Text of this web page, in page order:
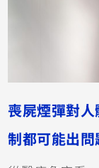
喪屍煙彈對
制都可能出問